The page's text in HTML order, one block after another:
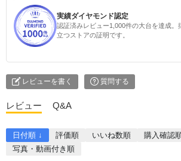
実績ダイヤモンド認定
認証済みレビュー1,000件の大台を達成。
立つストアの証明です。
レビューを書く 質問する
レビュー Q&A
日付順 ↓ 評価順 いいね数順
購入確認
写真・動画付き順